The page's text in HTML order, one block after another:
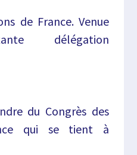
de France. Venue
délégation
du Congrès des
qui se tient à